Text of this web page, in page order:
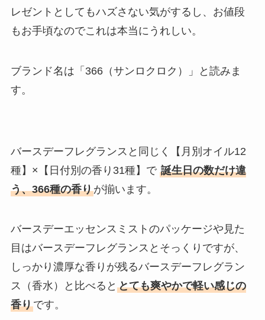
レゼントとしてもハズさない気がするし、お値段
もお手頃なのでこれは本当にうれしい。
ブランド名は「366（サンロクロク）」と読みま
す。
バースデーフレグランスと同じく【月別オイル12
種】×【日付別の香り31種】で 誕生日の数だけ違
う、366種の香りが揃います。
バースデーエッセンスミストのパッケージや見た
目はバースデーフレグランスとそっくりですが、
しっかり濃厚な香りが残るバースデーフレグラン
ス（香水）と比べると とても爽やかで軽い感じの
香りです。